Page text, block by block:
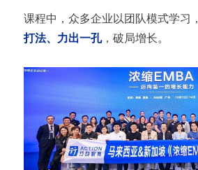
课程中，众多企业以团队模式学习，
打法、力出一孔，破局增长。